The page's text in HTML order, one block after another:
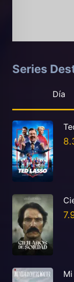
Series
Día